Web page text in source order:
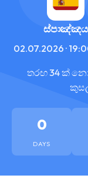
ස්පාඤ්ඤය
02.07.2026 ·
තරඟ 34 ක්
0
DAYS